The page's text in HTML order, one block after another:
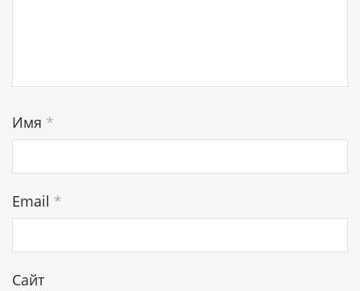
Имя *
Email *
Сайт